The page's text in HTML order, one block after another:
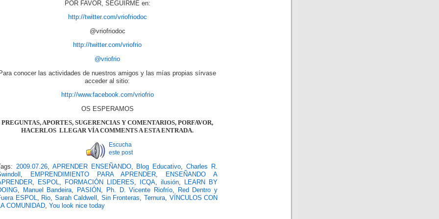
POR FAVOR, SEGUIRME en:
http://twitter.com/vriofriodoc
@vriofriodoc
http://twitter.com/vriofrio
@vriofrio
conocer las actividades de nuestros amigos y las mías propias sírvase
acceder al sitio:
http://www.facebook.com/vriofrio
OS ESPERAMOS
PREGUNTAS, APORTES, SUGERENCIAS Y COMENTARIOS, PORFAVOR,
HACERLOS LLEGAR VÍA COMMENTS A ESTA ENTRADA.
Escucha
este post
2009.07.26, APRENDER ENSEÑANDO, Blog Educativo ,Charles R.
EMPRENDIMIENTO PARA APRENDER
ENSEÑANDO A
ESPOL FORMACIÓN LIDERES ICQA ilusión
LEARN BY
Manuel Bandeira PASIÓN Ph. D. Vicente Riofrío,
Red Dentro y
ESPOL
Rio Sarah Caldwell Sin Fronteras Ternura, VÍNCULOS CON
COMUNIDAD You look nice today